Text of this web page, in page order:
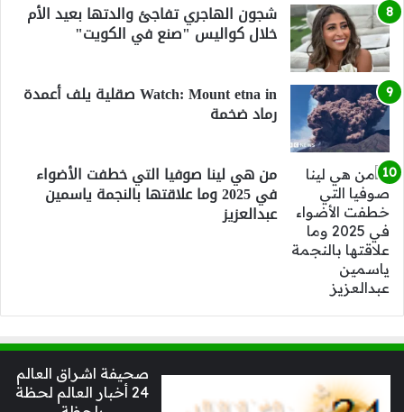
شجون الهاجري تفاجئ والدتها بعيد الأم
خلال كواليس "صنع في الكويت"
Watch: Mount etna in صقلية يلف أعمدة
رماد ضخمة
من هي لينا صوفيا التي خطفت الأضواء
في 2025 وما علاقتها بالنجمة ياسمين
عبدالعزيز
صحيفة اشراق العالم
24 أخبار العالم لحظة